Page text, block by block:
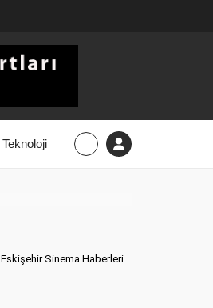
Teknoloji
Eskişehir Sinema Haberleri